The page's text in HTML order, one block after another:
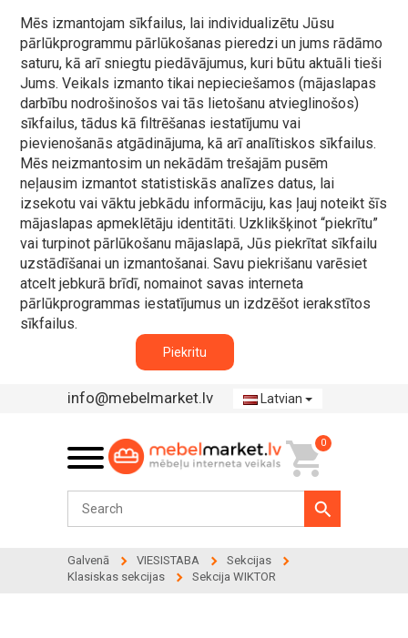
Mēs izmantojam sīkfailus, lai individualizētu Jūsu
pārlūkprogrammu pārlūkošanas pieredzi un jums rādāmo
saturu, kā arī sniegtu piedāvājumus, kuri būtu aktuāli tieši
Jums. Veikals izmanto tikai nepieciešamos (mājaslapas
darbību nodrošinošos vai tās lietošanu atvieglinošos)
sīkfailus, tādus kā filtrēšanas iestatījumu vai
pievienošanās atgādinājuma, kā arī analītiskos sīkfailus.
Mēs neizmantosim un nekādām trešajām pusēm
neļausim izmantot statistiskās analīzes datus, lai
izsekotu vai vāktu jebkādu informāciju, kas ļauj noteikt šīs
mājaslapas apmeklētāju identitāti. Uzklikšķinot “piekrītu”
vai turpinot pārlūkošanu mājaslapā, Jūs piekrītat sīkfailu
uzstādīšanai un izmantošanai. Savu piekrišanu varēsiet
atcelt jebkurā brīdī, nomainot savas interneta
pārlūkprogrammas iestatījumus un izdzēšot ierakstītos
sīkfailus.
Piekritu
info@mebelmarket.lv Latvian
0
Galvenā VIESISTABA
Sekcijas
Klasiskas sekcijas
Sekcija WIKTOR